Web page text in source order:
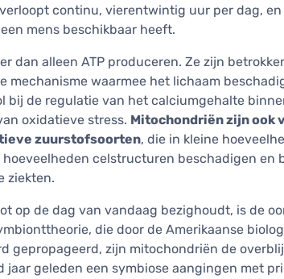
continu, vierentwintig uur per dag,
mens beschikbaar heeft.
dan alleen ATP produceren. Ze zijn
mechanisme waarmee het lichaam
bij de regulatie van het calciumgehalte
oxidatieve stress. Mitochondriën zijn ook
zuurstofsoorten, die in kleine
celstructuren beschadigen en
ziekten.
op de dag van vandaag bezighoudt, is de
die door de Amerikaanse
gepropageerd, zijn mitochondriën de
jaar geleden een symbiose aangingen met